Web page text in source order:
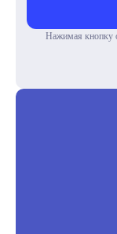
Нажимая кнопку